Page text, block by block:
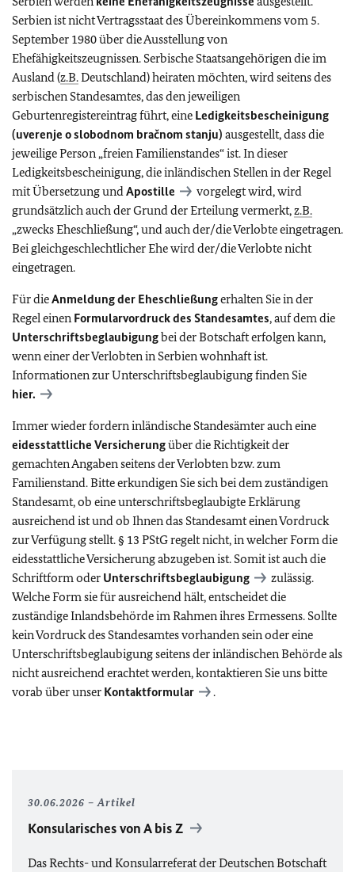
Serbien ist nicht Vertragsstaat des Übereinkommens vom 5.
September 1980 über die Ausstellung von
Ehefähigkeitszeugnissen. Serbische Staatsangehörigen die im
Ausland (z.B.Deutschland) heiraten möchten, wird seitens des
serbischen Standesamtes, das den jeweiligen
Geburtenregistereintrag führt, eine Ledigkeitsbescheinigung
(uverenje o slobodnom bračnom stanju) ausgestellt, dass die
jeweilige Person „freien Familienstandes“ ist. In dieser
Ledigkeitsbescheinigung, die inländischen Stellen in der Regel
mit Übersetzung undApostille
vorgelegt wird, wird
grundsätzlich auch der Grund der Erteilung vermerkt,z.B.
„zwecks Eheschließung“, und auch der/die Verlobte eingetragen.
Bei gleichgeschlechtlicher Ehe wird der/die Verlobte nicht
eingetragen.
Für dieAnmeldung der Eheschließungerhalten Sie in der
Regel einen Formularvordruck des Standesamtes, auf dem die
Unterschriftsbeglaubigungbei der Botschaft erfolgen kann,
wenn einer der Verlobten in Serbien wohnhaft ist.
Informationen zur Unterschriftsbeglaubigung finden Sie
hier.
Immer wieder fordern inländische Standesämter auch eine
eidesstattliche Versicherungüber die Richtigkeit der
gemachten Angaben seitens der Verlobten bzw. zum
Familienstand. Bitte erkundigen Sie sich bei dem zuständigen
Standesamt, ob eine unterschriftsbeglaubigte Erklärung
ausreichend ist und ob Ihnen das Standesamt einen Vordruck
zur Verfügung stellt. § 13 PStG regelt nicht, in welcher Form die
eidesstattliche Versicherung abzugeben ist. Somit ist auch die
Schriftform oder Unterschriftsbeglaubigung
zulässig.
Welche Form sie für ausreichend hält, entscheidet die
zuständige Inlandsbehörde im Rahmen ihres Ermessens. Sollte
kein Vordruck des Standesamtes vorhanden sein oder eine
Unterschriftsbeglaubigung seitens der inländischen Behörde als
nicht ausreichend erachtet werden, kontaktieren Sie uns bitte
vorab über unser Kontaktformular .
30.06.2026 Artikel
Konsularisches von A bis Z
DasRechts- und Konsularreferat der Deutschen Botschaft